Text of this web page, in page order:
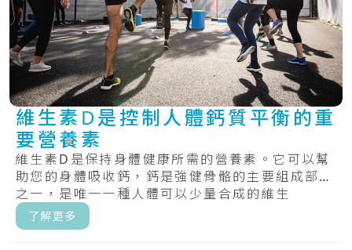
維生素D是控制人體鈣質平衡的重
要營養素
維生素D是保持身體健康所需的營養素。它可以幫
助您的身體吸收鈣，鈣是強健骨骼的主要組成部分
之一，是唯一一種人體可以少量合成的維生
素。.....
了解更多